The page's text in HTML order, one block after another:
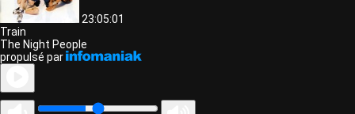
23:05:01
Train
The Night People
propulsé par